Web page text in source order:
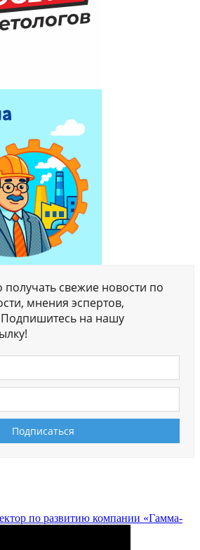
получать свежие новости по
мнения эспертов,
на нашу
по развитию компании «Гамма-